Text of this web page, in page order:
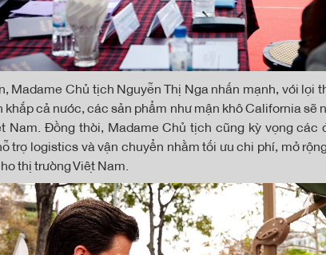
Madame Chủ tịch Nguyễn Thị Nga nhấn mạnh, với lợi
khắp cả nước, các sản phẩm như mận khô California sẽ
Nam. Đồng thời, Madame Chủ tịch cũng kỳ vọng các
trợ logistics và vận chuyển nhằm tối ưu chi phí, mở
thị trường Việt Nam.